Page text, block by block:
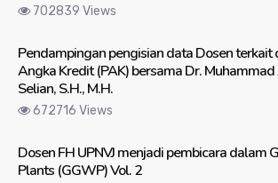
702839 Views
Pendampingan pengisian data Dosen terkait
Angka Kredit (PAK) bersama Dr.
Selian, S.H., M.H.
672716 Views
Dosen FH UPNVJ menjadi pembicara dalam
Plants (GGWP) Vol. 2